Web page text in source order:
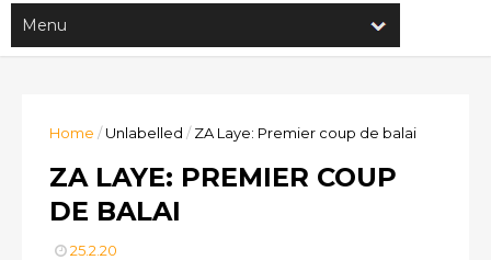
Home /Unlabelled / ZA Laye: Premier coup de balai
ZA LAYE: PREMIER COUP
DE BALAI
25.2.20